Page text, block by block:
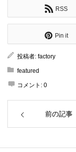
RSS
Pin it
投稿者: factory
featured
コメント: 0
前の記事